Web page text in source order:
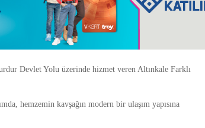
Devlet Yolu üzerinde hizmet veren Altınkale Farklı
hemzemin kavşağın modern bir ulaşım yapısına